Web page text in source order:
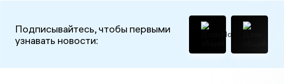
Подписывайтесь, чтобы первыми
узнавать новости: